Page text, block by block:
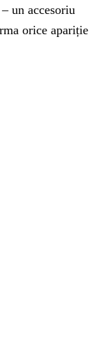
un accesoriu
orice apariție